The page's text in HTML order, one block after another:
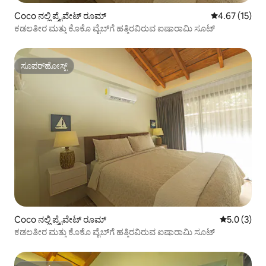
Coco ನಲ್ಲಿ ಪ್ರೈವೇಟ್ ರೂಮ್ 5 ರಲ್ಲಿ 4.67
4.67 (15)
ಕಡಲತೀರ ಮತ್ತು ಕೊಕೊ ವೈಬ್‌ಗೆ ಹತ್ತಿರವಿರುವ ಐಷಾರಾಮಿ ಸೂಟ್
ಸೂಪರ್‌ಹೋಸ್ಟ್
ಸೂಪರ್‌ಹೋಸ್ಟ್
Coco ನಲ್ಲಿ ಪ್ರೈವೇಟ್ ರೂಮ್ 5 ರಲ್ಲಿ 5.0
5.0 (3)
ಕಡಲತೀರ ಮತ್ತು ಕೊಕೊ ವೈಬ್‌ಗೆ ಹತ್ತಿರವಿರುವ ಐಷಾರಾಮಿ ಸೂಟ್